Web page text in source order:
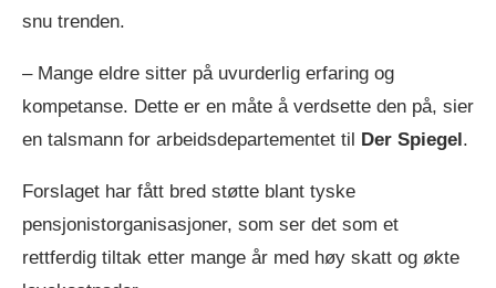
snu trenden.
– Mange eldre sitter på uvurderlig erfaring og
kompetanse. Dette er en måte å verdsette den på, sier
en talsmann for arbeidsdepartementet til Der Spiegel.
Forslaget har fått bred støtte blant tyske
pensjonistorganisasjoner, som ser det som et
rettferdig tiltak etter mange år med høy skatt og økte